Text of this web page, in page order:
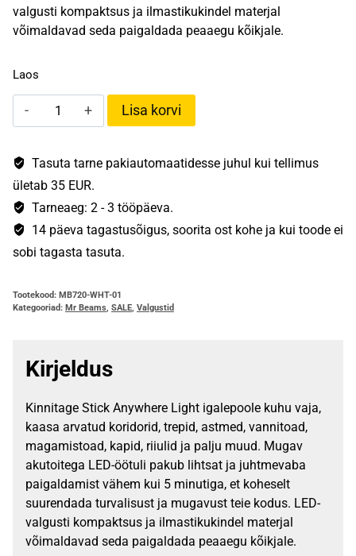
valgusti kompaktsus ja ilmastikukindel materjal
võimaldavad seda paigaldada peaaegu kõikjale.
Laos
Mr
Beams®
Anywhere
Light
Lisa korvi
Tasuta tarne pakiautomaatidesse juhul kui tellimus
ületab 35 EUR.
Tarneaeg: 2 - 3 tööpäeva.
14 päeva tagastusõigus, soorita ost kohe ja kui toode ei
sobi tagasta tasuta.
Tootekood: MB720-WHT-01
Kategooriad: Mr Beams, SALE, Valgustid
Kirjeldus
Kinnitage Stick Anywhere Light igalepoole kuhu vaja,
kaasa arvatud koridorid, trepid, astmed, vannitoad,
magamistoad, kapid, riiulid ja palju muud. Mugav
akutoitega LED-öötuli pakub lihtsat ja juhtmevaba
paigaldamist vähem kui 5 minutiga, et koheselt
suurendada turvalisust ja mugavust teie kodus. LED-
valgusti kompaktsus ja ilmastikukindel materjal
võimaldavad seda paigaldada peaaegu kõikjale.